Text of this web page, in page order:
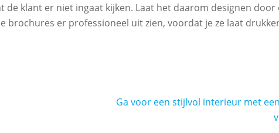
de klant er niet ingaat kijken. Laat het daarom designen door
brochures er professioneel uit zien, voordat je ze laat
Ga voor een stijlvol interieur met